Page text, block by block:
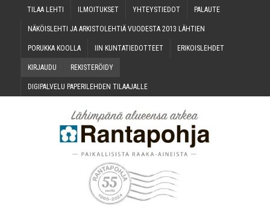
TILAA LEH­TI ILMOI­TUK­SET YHTEYS­TIE­DOT PALAU­TE
NÄKÖIS­LEH­TI JA ARKIS­TO­LEH­TIÄ VUO­DES­TA 2013 LÄHTIEN
PORUK­KA KOOLLA IIN KUN­TA­TIE­DOT­TEET ERI­KOIS­LEH­DET
KIR­JAU­DU REKIS­TE­RÖI­DY
DIGI­PAL­VE­LU PAPE­RI­LEH­DEN TILAAJALLE